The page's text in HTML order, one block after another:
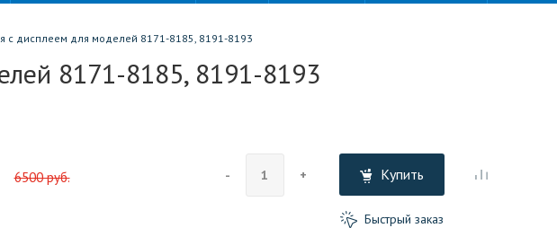
с дисплеем для моделей 8171-8185, 8191-8193
8171-8185, 8191-8193
6500 руб. - + Купить
Быстрый заказ